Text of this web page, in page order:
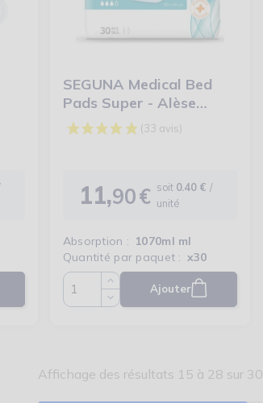
(17 avis)
SEGUNA Medical Bed
Pads Super - Alèse
jetable 60x90cm
Prix
11,90€ soit 0.40 € /
unité
Absorption : 1070ml ml
Quantité par paquet : x30
QuantitéAjouter
Affichage des résultats 15 à 28 sur 30